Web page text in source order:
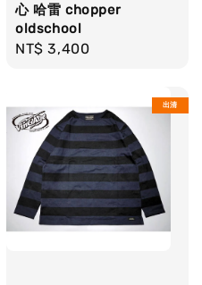
心 哈雷 chopper
oldschool
Regular
NT$ 3,400
出清